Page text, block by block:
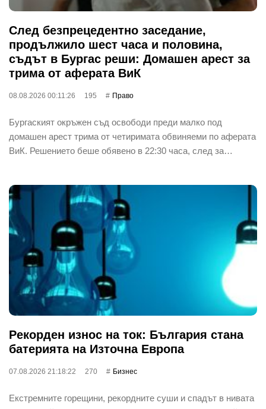
След безпрецедентно заседание,
продължило шест часа и половина,
съдът в Бургас реши: Домашен арест за
трима от аферата ВиК
08.08.2026 00:11:26 195 Право
Бургаският окръжен съд освободи преди малко под
домашен арест трима от четиримата обвиняеми по аферата
ВиК. Решението беше обявено в 22:30 часа, след за…
Рекорден износ на ток: България стана
батерията на Източна Европа
07.08.2026 21:18:22 270 Бизнес
Екстремните горещини, рекордните суши и спадът в нивата